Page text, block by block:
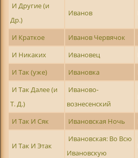
И Другие (и
Др.)
Иванов
И Краткое Иванов Червячок
И Никаких
Ивановец
И Так (уже)
Ивановка
И Так Далее (и
Т. Д.)
Иваново-
вознесенский
И Так И Сяк Ивановская Ночь
И Так И Этак
Ивановская: Во Всю
Ивановскую